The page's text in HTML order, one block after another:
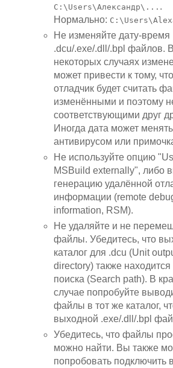
C:\Users\Александр\... .
Нормально:
Не изменяйте дату-время
.dcu/.exe/.dll/.bpl файлов. В
некоторых случаях
может привести к тому, что
отладчик будет считать
изменёнными и поэтому
соответствующими друг
Иногда дата может
антивирусом или
Не используйте опцию
MSBuild externally", либо
генерацию удалённой
информации (remote
information, RSM).
Не удаляйте и не
файлы. Убедитесь, что
каталог для .dcu (Unit
directory) также находится
поиска (Search path). В
случае попробуйте
файлы в тот же каталог,
выходной .exe/.dll/.bpl
Убедитесь, что файлы
можно найти. Вы также
попробовать подключить